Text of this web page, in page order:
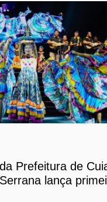
Prefeitura de
lança